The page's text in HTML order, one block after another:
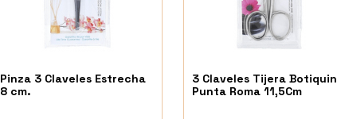
Pinza 3 Claveles Estrecha
8 cm.
3 Claveles Tijera Botiquin
Punta Roma 11,5Cm